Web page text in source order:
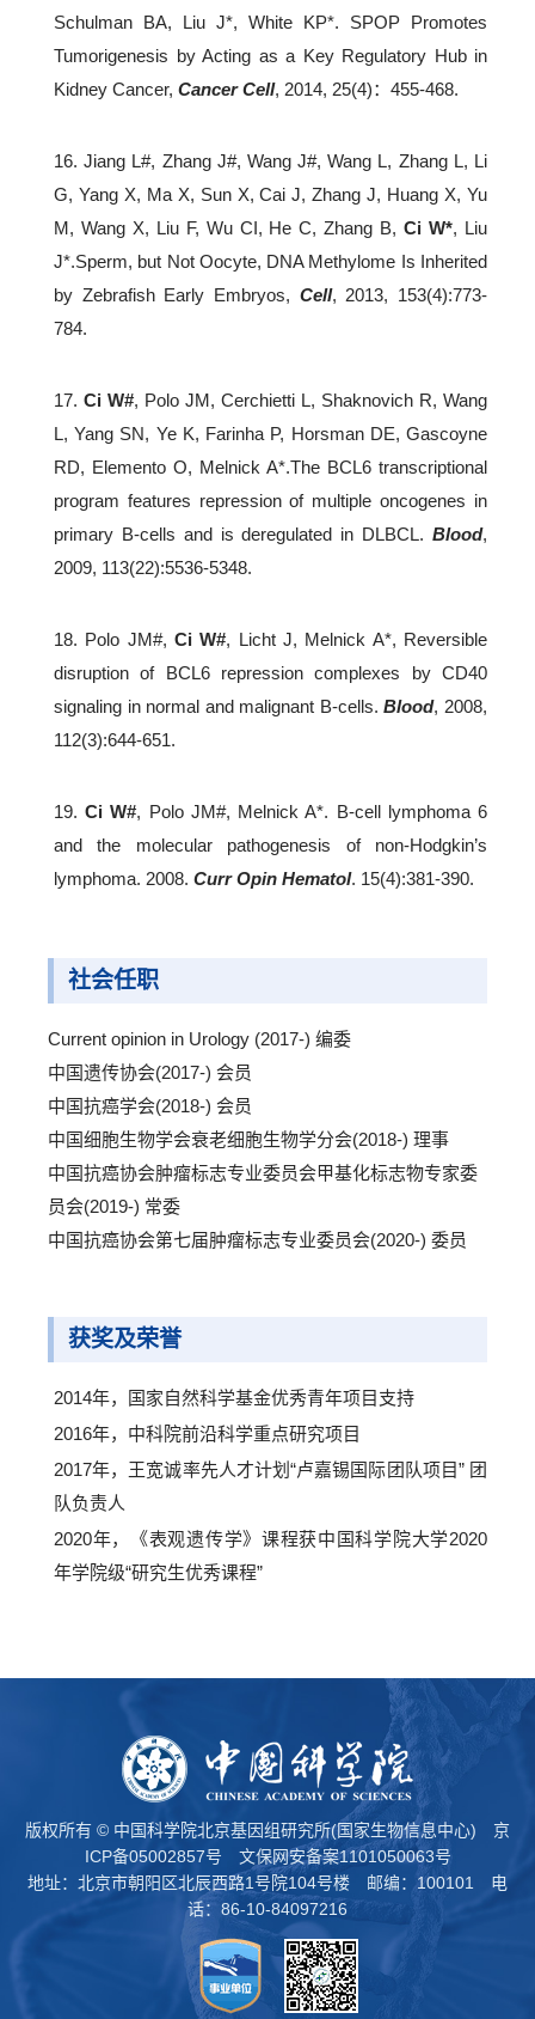
Schulman BA, Liu J*, White KP*. SPOP Promotes
Tumorigenesis by Acting as a Key Regulatory Hub in
Kidney Cancer, Cancer Cell, 2014, 25(4)：455-468.
16. Jiang L#, Zhang J#, Wang J#, Wang L, Zhang L, Li
G, Yang X, Ma X, Sun X, Cai J, Zhang J, Huang X, Yu
M, Wang X, Liu F, Wu CI, He C, Zhang B,Ci W*, Liu
J*.Sperm, but Not Oocyte, DNA Methylome Is Inherited
by Zebrafish Early Embryos, Cell, 2013, 153(4):773-
784.
17. Ci W#, Polo JM, Cerchietti L, Shaknovich R, Wang
L, Yang SN, Ye K, Farinha P, Horsman DE, Gascoyne
RD, Elemento O, Melnick A*.The BCL6 transcriptional
program features repression of multiple oncogenes in
primary B-cells and is deregulated in DLBCL. Blood,
2009, 113(22):5536-5348.
18. Polo JM#, Ci W#, Licht J, Melnick A*, Reversible
disruption of BCL6 repression complexes by CD40
signaling in normal and malignant B-cells.Blood, 2008,
112(3):644-651.
19.Ci W#, Polo JM#, Melnick A*. B-cell lymphoma 6
and the molecular pathogenesis of non-Hodgkin’s
lymphoma. 2008. Curr Opin Hematol. 15(4):381-390.
社会任职
Current opinion in Urology (2017-) 编委
中国遗传协会(2017-) 会员
中国抗癌学会(2018-) 会员
中国细胞生物学会衰老细胞生物学分会(2018-) 理事
中国抗癌协会肿瘤标志专业委员会甲基化标志物专家委
员会(2019-) 常委
中国抗癌协会第七届肿瘤标志专业委员会(2020-) 委员
获奖及荣誉
2014年，国家自然科学基金优秀青年项目支持
2016年，中科院前沿科学重点研究项目
2017年，王宽诚率先人才计划“卢嘉锡国际团队项目” 团
队负责人
2020年，《表观遗传学》课程获中国科学院大学2020
年学院级“研究生优秀课程”
版权所有 © 中国科学院北京基因组研究所(国家生物信息中心) 京
ICP备05002857号
文保网安备案1101050063号
地址：北京市朝阳区北辰西路1号院104号楼 邮编：100101 电
话：86-10-84097216